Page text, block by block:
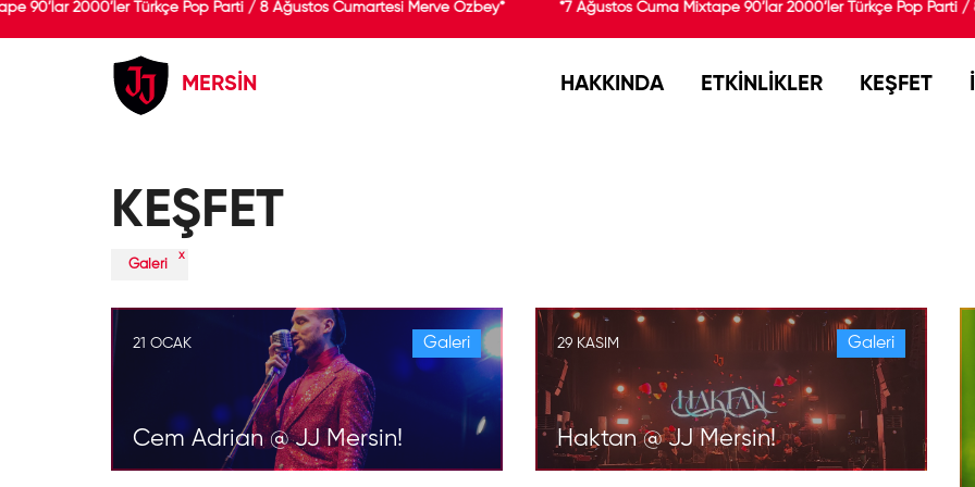
2000’ler Türkçe Pop Parti / 8 Ağustos Cumartesi Merve Özbey* *7 Ağustos Cuma Mixtape 90’lar 2000’ler Türkçe Pop Parti / 8
MERSİN HAKKINDA ETKİNLİKLER KEŞFET
KEŞFET
Galeri
x
21 OCAK Galeri
Cem Adrian @ JJ Mersin!
29 KASIM Galeri
Haktan @ JJ Mersin!